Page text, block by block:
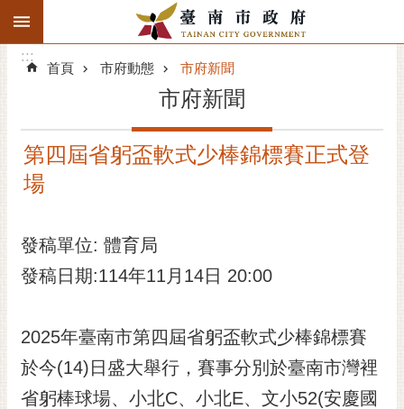
跳到主要內容區塊
搜
階
精彩府城
市府團隊
主題服務
市政資訊
市民互動
:::
:::
首頁 市府動態 市府新聞
市府新聞
第四屆省躬盃軟式少棒錦標賽正式登
場
發稿單位: 體育局
發稿日期:114年11月14日 20:00
2025年臺南市第四屆省躬盃軟式少棒錦標賽
於今(14)日盛大舉行，賽事分別於臺南市灣裡
省躬棒球場、小北C、小北E、文小52(安慶國